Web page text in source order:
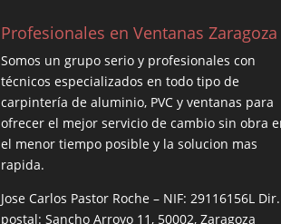
Profesionales en Ventanas Zaragoza
Somos un grupo serio y profesionales con
técnicos especializados en todo tipo de
carpintería de aluminio, PVC y ventanas para
ofrecer el mejor servicio de cambio sin obra
el menor tiempo posible y la solucion mas
rapida.
Jose Carlos Pastor Roche – NIF: 29116156L Dir.
postal: Sancho Arroyo 11, 50002, Zaragoza